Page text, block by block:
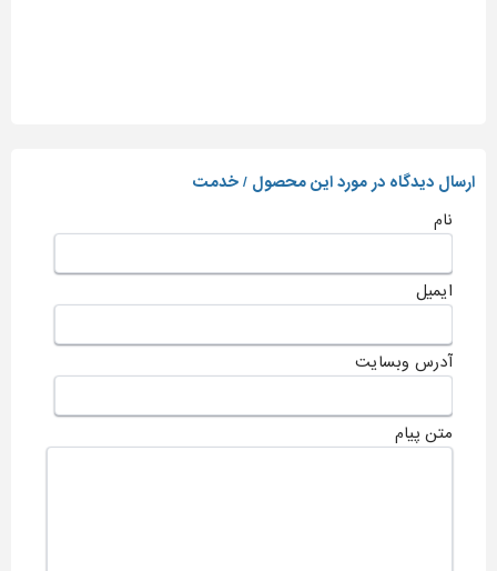
ارسال دیدگاه در مورد این محصول / خدمت
نام
ایمیل
آدرس وبسایت
متن پیام